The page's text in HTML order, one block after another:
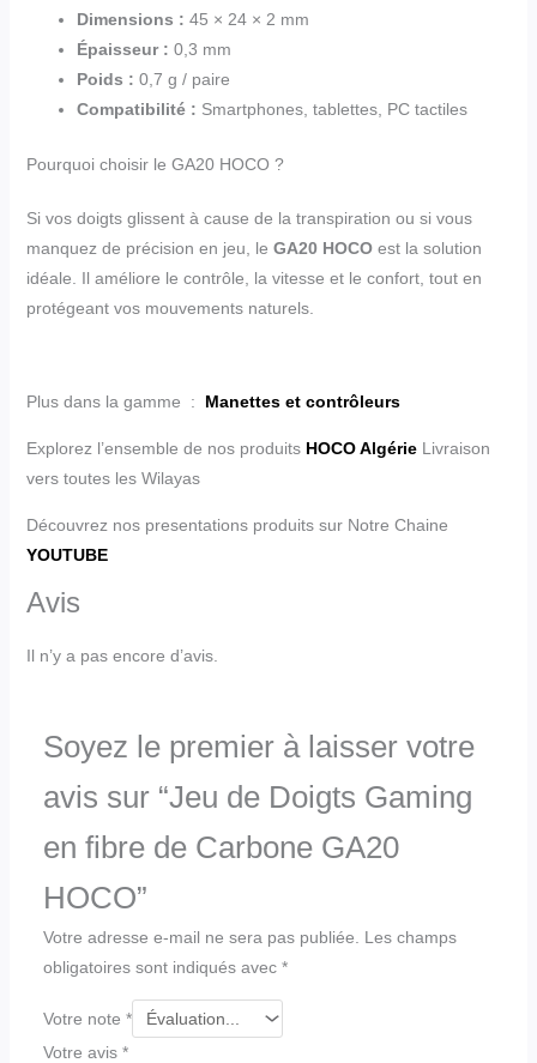
Dimensions : 45 × 24 × 2 mm
Épaisseur : 0,3 mm
Poids : 0,7 g / paire
Compatibilité : Smartphones, tablettes, PC tactiles
Pourquoi choisir le GA20 HOCO ?
Si vos doigts glissent à cause de la transpiration ou si vous
manquez de précision en jeu, le GA20 HOCOest la solution
idéale. Il améliore le contrôle, la vitesse et le confort, tout en
protégeant vos mouvements naturels.
Plus dans la gamme : Manettes et contrôleurs
Explorez l’ensemble de nos produits HOCO Algérie Livraison
vers toutes les Wilayas
Découvrez nos presentations produits sur Notre Chaine
YOUTUBE
Avis
Il n’y a pas encore d’avis.
Soyez le premier à laisser votre
avis sur “Jeu de Doigts Gaming
en fibre de Carbone GA20
HOCO”
Votre adresse e-mail ne sera pas publiée.
Les champs
obligatoires sont indiqués avec *
Votre note *
Votre avis *